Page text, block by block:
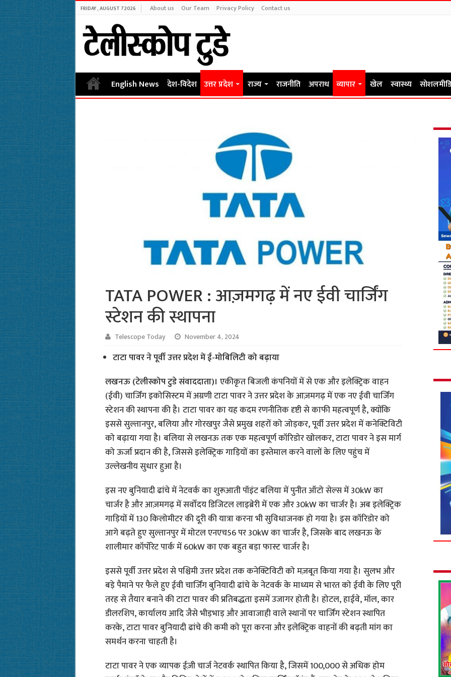
FRIDAY , AUGUST 7 2026 About us Our Team Privacy Policy Contact us
English News देश-विदेश उत्तर प्रदेश राज्य राजनीति अपराध व्यापार खेल स्वास्थ्य
TATA POWER : आज़मगढ़ में नए ईवी चार्जिंग
स्टेशन की स्थापना
Telescope Today November 4, 2024
टाटा पावर ने पूर्वी उत्तर प्रदेश में ई-मोबिलिटी को बढ़ाया
लखनऊ (टेलीस्कोप टुडे संवाददाता)। एकीकृत बिजली कंपनियों में से एक और इलेक्ट्रिक वाहन
(ईवी) चार्जिंग इकोसिस्टम में अग्रणी टाटा पावर ने उत्तर प्रदेश के आज़मगढ़ में एक नए ईवी चार्जिंग
स्टेशन की स्थापना की है। टाटा पावर का यह कदम रणनीतिक दृष्टी से काफी महत्वपूर्ण है, क्योंकि
इससे सुल्तानपुर, बलिया और गोरखपुर जैसे प्रमुख शहरों को जोड़कर, पूर्वी उत्तर प्रदेश में कनेक्टिविटी
को बढ़ाया गया है। बलिया से लखनऊ तक एक महत्वपूर्ण कॉरिडोर खोलकर, टाटा पावर ने इस मार्ग
को ऊर्जा प्रदान की है, जिससे इलेक्ट्रिक गाड़ियों का इस्तेमाल करने वालों के लिए पहुंच में
उल्लेखनीय सुधार हुआ है।
इस नए बुनियादी ढांचे में नेटवर्क का शुरूआती पॉइंट बलिया में पुनीत ऑटो सेल्स में 30kW का
चार्जर है और आज़मगढ़ में सर्वोदय डिजिटल लाइब्रेरी में एक और 30kW का चार्जर है। अब इलेक्ट्रिक
गाड़ियों में 130 किलोमीटर की दूरी की यात्रा करना भी सुविधाजनक हो गया है। इस कॉरिडोर को
आगे बढ़ते हुए सुल्तानपुर में मोटल एनएच56 पर 30kW का चार्जर है, जिसके बाद लखनऊ के
शालीमार कॉर्पोरेट पार्क में 60kW का एक बहुत बड़ा फास्ट चार्जर है।
इससे पूर्वी उत्तर प्रदेश से पश्चिमी उत्तर प्रदेश तक कनेक्टिविटी को मज़बूत किया गया है। सुलभ और
बड़े पैमाने पर फैले हुए ईवी चार्जिंग बुनियादी ढांचे के नेटवर्क के माध्यम से भारत को ईवी के लिए पूरी
तरह से तैयार बनाने की टाटा पावर की प्रतिबद्धता इसमें उजागर होती है। होटल, हाईवे, मॉल, कार
डीलरशिप, कार्यालय आदि जैसे भीड़भाड़ और आवाजाही वाले स्थानों पर चार्जिंग स्टेशन स्थापित
करके, टाटा पावर बुनियादी ढांचे की कमी को पूरा करना और इलेक्ट्रिक वाहनों की बढ़ती मांग का
समर्थन करना चाहती है।
टाटा पावर ने एक व्यापक ईज़ी चार्ज नेटवर्क स्थापित किया है, जिसमें 100,000 से अधिक होम